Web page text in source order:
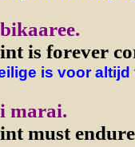
is forever
is voor
marai.
must